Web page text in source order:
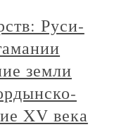
Руси-
земли
XV века